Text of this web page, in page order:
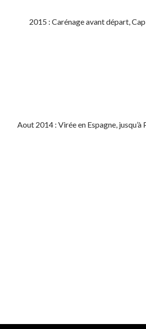
2015 : Carénage avant départ,
Aout 2014 : Virée en Espagne, jusqu’à